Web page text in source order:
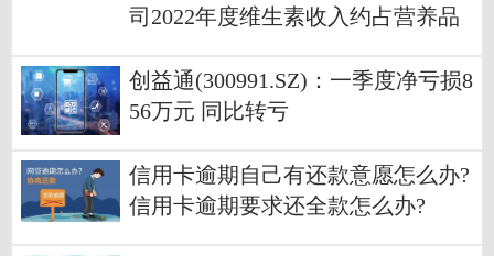
司2022年度维生素收入约占营养品
创益通(300991.SZ)：一季度净亏损8
56万元 同比转亏
信用卡逾期自己有还款意愿怎么办?
信用卡逾期要求还全款怎么办?